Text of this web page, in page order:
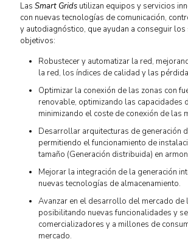
Las Smart Grids utilizan equipos y servicios
con nuevas tecnologías de comunicación,
y autodiagnóstico, que ayudan a conseguir los
objetivos:
Robustecer y automatizar la red,
la red, los índices de calidad y las
Optimizar la conexión de las zonas con
renovable, optimizando las capacidades
minimizando el coste de conexión de las
Desarrollar arquitecturas de generación
permitiendo el funcionamiento de
tamaño (Generación distribuida) en
Mejorar la integración de la generación
nuevas tecnologías de almacenamiento.
Avanzar en el desarrollo del mercado de
posibilitando nuevas funcionalidades y
comercializadores y a millones de
mercado.